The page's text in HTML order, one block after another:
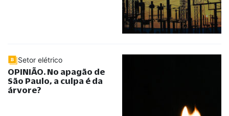
Setor elétrico
OPINIÃO. No apagão de
São Paulo, a culpa é da
árvore?